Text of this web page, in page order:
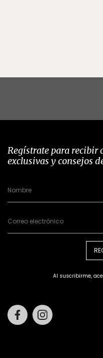
Regístrate para recibir
exclusivas y consejos
Al suscribirme,
Facebook